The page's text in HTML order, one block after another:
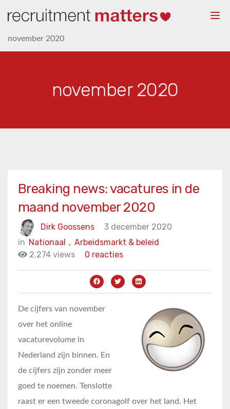
november 2020
november 2020
Breaking news: vacatures in de
maand november 2020
Dirk Goossens
3 december 2020
in
Arbeidsmarkt & beleid
Nationaal ,
2.274 views
0 reacties
De cijfers van november
over het online
vacaturevolume in
Nederland zijn binnen. En
de cijfers zijn zonder meer
goed te noemen. Tenslotte
raast er een tweede coronagolf over het land. Het